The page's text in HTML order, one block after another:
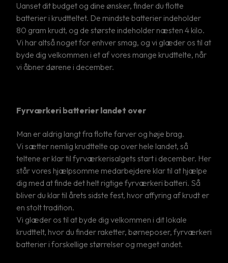
Uanset dit budget og dine ønsker, finder du flotte
batterier i krudtteltet. De mindste batterier indeholder
80 gram krudt, og de største indeholder næsten 4 kilo.
Vi har altså noget for enhver smag, og vi glæder os til at
byde dig velkommen i et af vores mange krudttelte, når
vi åbner dørene i december.
Fyrværkeri batterier landet over
Man er aldrig langt fra flotte farver og høje brag.
Vi sætter nemlig krudttelte op over hele landet, så
teltene er klar til fyrværkerisalgets start i december. Her
står vores hjælpsomme medarbejdere klar til at hjælpe
dig med at finde det helt rigtige fyrværkeri batteri. Så
bliver du klar til årets sidste fest, hvor affyring af krudt er
en stolt tradition.
Vi glæder os til at byde dig velkommen i dit lokale
krudttelt, hvor du finder raketter, børneposer, fyrværkeri
batterier i forskellige størrelser og meget andet.